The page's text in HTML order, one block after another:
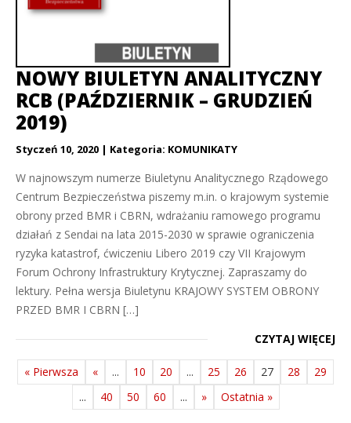
NOWY BIULETYN ANALITYCZNY
RCB (PAŹDZIERNIK – GRUDZIEŃ
2019)
Styczeń 10, 2020 Kategoria: KOMUNIKATY
W najnowszym numerze Biuletynu Analitycznego Rządowego
Centrum Bezpieczeństwa piszemy m.in. o krajowym systemie
obrony przed BMR i CBRN, wdrażaniu ramowego programu
działań z Sendai na lata 2015-2030 w sprawie ograniczenia
ryzyka katastrof, ćwiczeniu Libero 2019 czy VII Krajowym
Forum Ochrony Infrastruktury Krytycznej. Zapraszamy do
lektury. Pełna wersja Biuletynu KRAJOWY SYSTEM OBRONY
PRZED BMR I CBRN […]
CZYTAJ WIĘCEJ
« Pierwsza « ... 10 20 ... 25 26 27 28
29
...
40 50 60 ... » Ostatnia »